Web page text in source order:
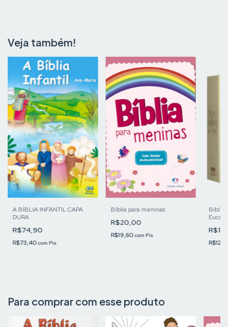
Veja também!
A BÍBLIA INFANTIL CAPA
DURA
R$74,90
R$73,40com Pix
Bíblia para meninas
R$20,00
R$19,60com Pix
Bíblia
Para comprar com esse produto